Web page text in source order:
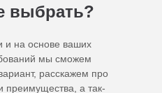
выбрать?
и на основе ваших
мы сможем
расскажем про
преимущества, а так-